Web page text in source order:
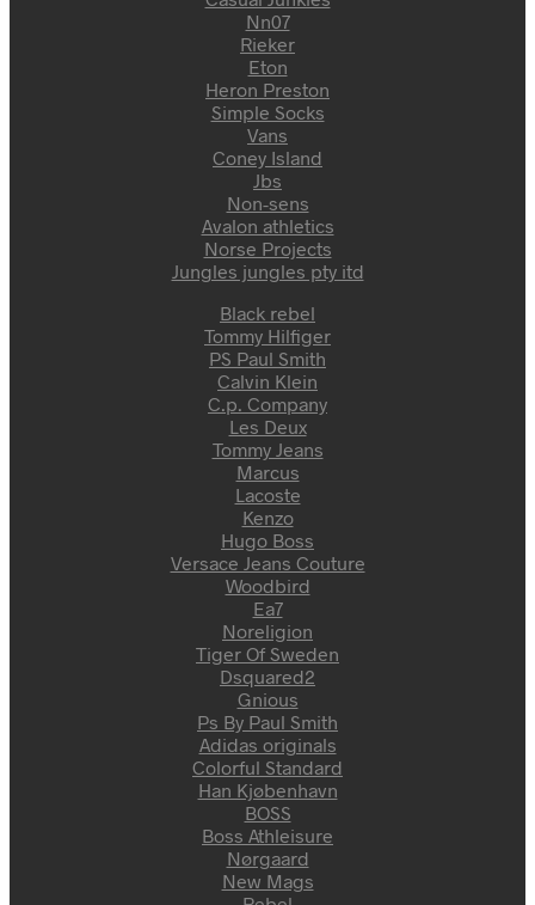
Nn07
Rieker
Eton
Heron Preston
Simple Socks
Vans
Coney Island
Jbs
Non-sens
Avalon athletics
Norse Projects
Jungles jungles pty itd
Black rebel
Tommy Hilfiger
PS Paul Smith
Calvin Klein
C.p. Company
Les Deux
Tommy Jeans
Marcus
Lacoste
Kenzo
Hugo Boss
Versace Jeans Couture
Woodbird
Ea7
Noreligion
Tiger Of Sweden
Dsquared2
Gnious
Ps By Paul Smith
Adidas originals
Colorful Standard
Han Kjøbenhavn
BOSS
Boss Athleisure
Nørgaard
New Mags